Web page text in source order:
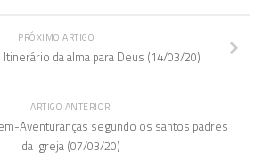
PRÓXIMO ARTIGO
Itinerário da alma para Deus (14/03/20)
ARTIGO ANTERIOR
Aventuranças segundo os santos padres
da Igreja (07/03/20)